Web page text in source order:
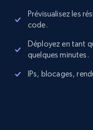
Prévisualisez les
code.
Déployez en tant
quelques minutes.
IPs, blocages,